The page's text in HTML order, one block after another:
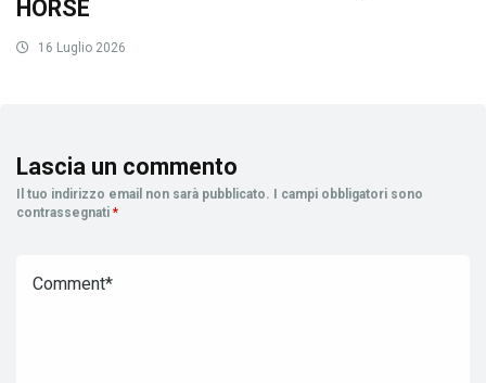
HORSE
16 Luglio 2026
Lascia un commento
Il tuo indirizzo email non sarà pubblicato. I campi obbligatori sono
contrassegnati *